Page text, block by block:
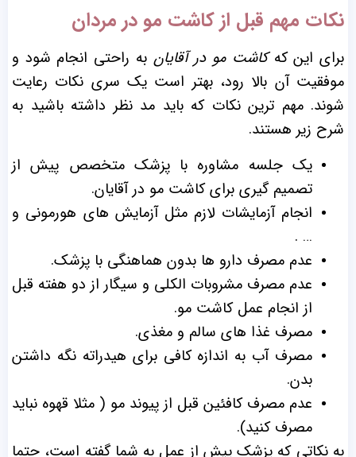
نکات مهم قبل از کاشت مو در مردان
برای این کهکاشت مو در آقایان به راحتی انجام شود و
موفقیت آن بالا رود، بهتر است یک‌ سری نکات رعایت
شوند. مهم ‌ترین نکات که باید مد ‌نظر داشته باشید به
شرح زیر هستند.
یک جلسه مشاوره با پزشک متخصص پیش از
تصمیم ‌گیری برای کاشت مو در آقایان.
انجام آزمایشات لازم مثل آزمایش‌ های هورمونی و
… .
عدم مصرف دارو ها بدون هماهنگی با پزشک.
عدم مصرف مشروبات الکلی و سیگار از دو هفته قبل
از انجام عمل کاشت مو.
مصرف غذا های سالم و مغذی.
مصرف آب به اندازه کافی برای هیدراته نگه داشتن
بدن.
عدم مصرف کافئین قبل از پیوند مو ( مثلا قهوه نباید
مصرف کنید).
به نکاتی که پزشک پیش از عمل به شما گفته است،‌ حتما